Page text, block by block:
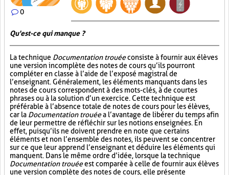
0
Qu'est-ce qui manque ?
La technique Documentation trouéeconsiste à fournir aux élèves
une version incomplète des notes de cours qu’ils pourront
compléter en classe à l’aide de l’exposé magistral de
l’enseignant. Généralement, les éléments manquants dans les
notes de cours correspondent à des mots-clés, à de courtes
phrases ou à la solution d’un exercice. Cette technique est
préférable à l’absence totale de notes de cours pour les élèves,
car la Documentation trouéea l’avantage de libérer du temps afin
de leur permettre de réfléchir sur les notions enseignées. En
effet, puisqu’ils ne doivent prendre en note que certains
éléments et non l’ensemble des notes, ils peuvent se concentrer
sur ce que leur apprend l’enseignant et déduire les éléments qui
manquent. Dans le même ordre d’idée, lorsque la technique
Documentation trouéeest comparée à celle de fournir aux élèves
une version complète des notes de cours, elle présente